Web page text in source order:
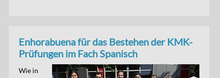
Enhorabuena für das Bestehen der KMK-
Prüfungen im Fach Spanisch
Wie in